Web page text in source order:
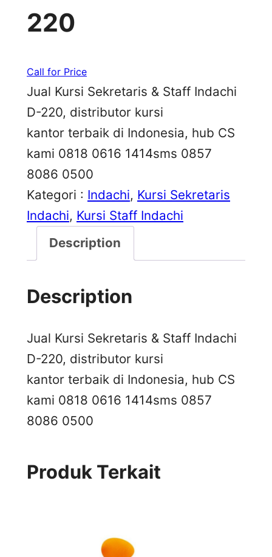
220
Call for Price
Jual Kursi Sekretaris & Staff Indachi
D-220, distributor kursi
kantor terbaik di Indonesia, hub CS
kami 0818 0616 1414sms 0857
8086 0500
Kategori : Indachi, Kursi Sekretaris
Indachi, Kursi Staff Indachi
Description
Description
Jual Kursi Sekretaris & Staff Indachi
D-220, distributor kursi
kantor terbaik di Indonesia, hub CS
kami 0818 0616 1414sms 0857
8086 0500
Produk Terkait